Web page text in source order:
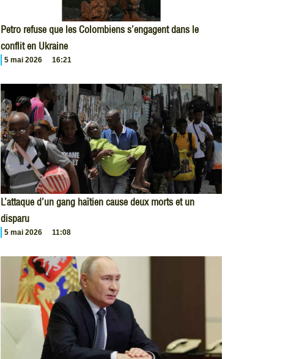
Petro refuse que les Colombiens s’engagent dans le
conflit en Ukraine
5 mai 2026 16:21
L’attaque d’un gang haïtien cause deux morts et un
disparu
5 mai 2026 11:08